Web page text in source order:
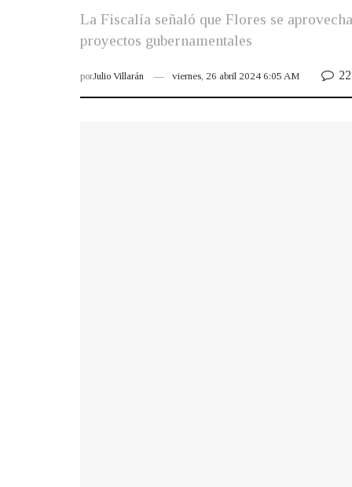
La Fiscalía señaló que Flores se
proyectos gubernamentales
porJulio Villarán viernes, 26 abril 2024 6:05 AM 22